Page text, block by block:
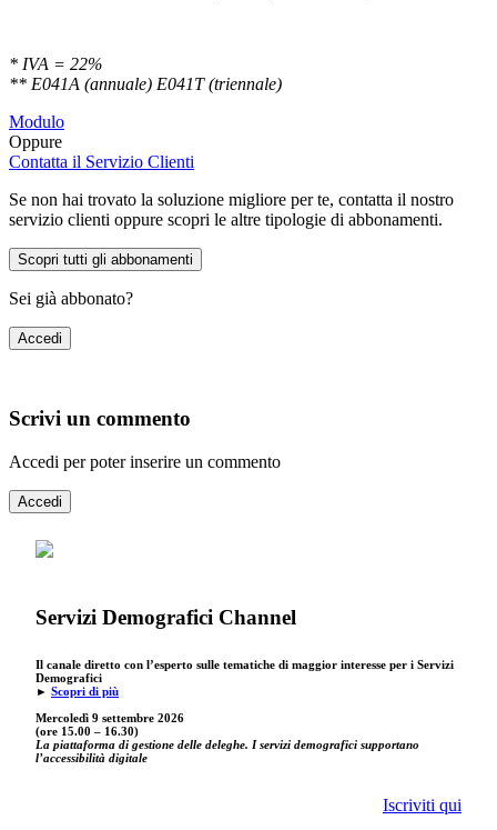
* IVA = 22%
** E041A (annuale) E041T (triennale)
Modulo
Oppure
Contatta il Servizio Clienti
Se non hai trovato la soluzione migliore per te, contatta il nostro
servizio clienti oppure scopri le altre tipologie di abbonamenti.
Scopri tutti gli abbonamenti
Sei già abbonato?
Accedi
Scrivi un commento
Accedi per poter inserire un commento
Accedi
Servizi Demografici Channel
Il canale diretto con l’esperto sulle tematiche di maggior interesse per i Servizi
Demografici
► Scopri di più
Mercoledì 9 settembre 2026
(ore 15.00 – 16.30)
La piattaforma di gestione delle deleghe. I servizi demografici supportano
l’accessibilità digitale
Iscriviti qui